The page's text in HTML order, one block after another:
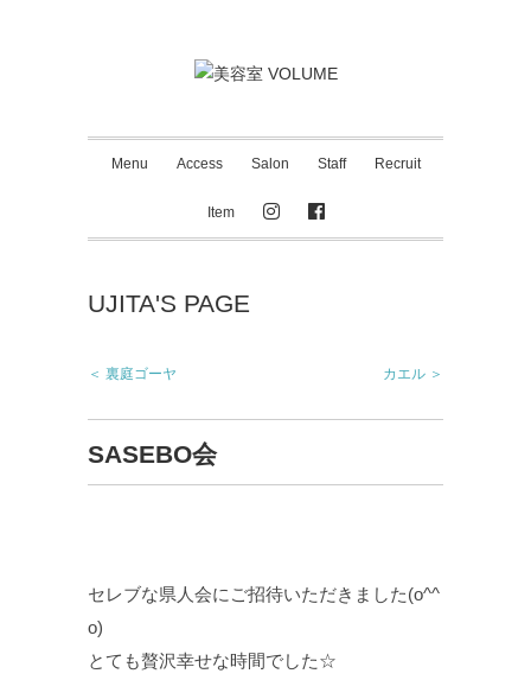
Menu Access Salon Staff Recruit
Item
UJITA'S PAGE
＜ 裏庭ゴーヤ カエル ＞
SASEBO会
セレブな県人会にご招待いただきました(o^^
o)
とても贅沢幸せな時間でした☆